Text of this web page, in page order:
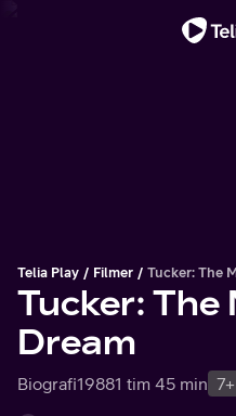
Telia Play Filmer Tucker: The
Tucker: The
Dream
Biografi19881 tim 45 min 7+